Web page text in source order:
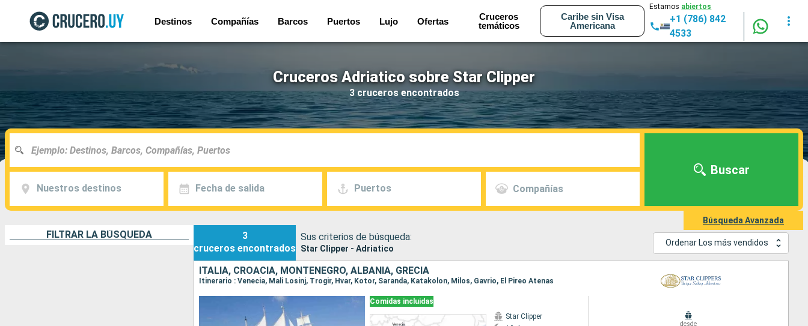
Destinos Compañías Barcos Puertos Lujo Ofertas
Cruceros
temáticos
Caribe sin Visa
Americana
Estamos abiertos
+1 (786) 842
4533
Cruceros Adriatico sobre Star Clipper
3 cruceros encontrados
Nuestros destinos Fecha de salida Puertos Compañías
Buscar
Búsqueda Avanzada
FILTRAR LA BÚSQUEDA
3
cruceros encontrados
Sus criterios de búsqueda:
Star Clipper - Adriatico
Ordenar Los más vendidos
ITALIA, CROACIA, MONTENEGRO, ALBANIA, GRECIA
Itinerario : Venecia, Mali Losinj, Trogir, Hvar, Kotor, Saranda, Katakolon, Milos, Gavrio, El Pireo Atenas
Comidas incluidas
Star Clipper
desde